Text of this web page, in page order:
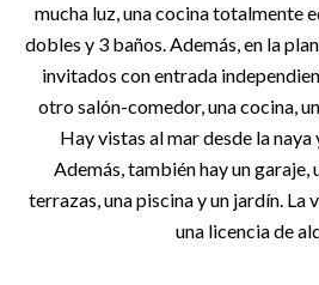
mucha luz, una cocina totalmente
dobles y 3 baños. Además, en la
invitados con entrada
otro salón-comedor, una cocina,
Hay vistas al mar desde la naya
Además, también hay un garaje,
terrazas, una piscina y un jardín. La
una licencia de